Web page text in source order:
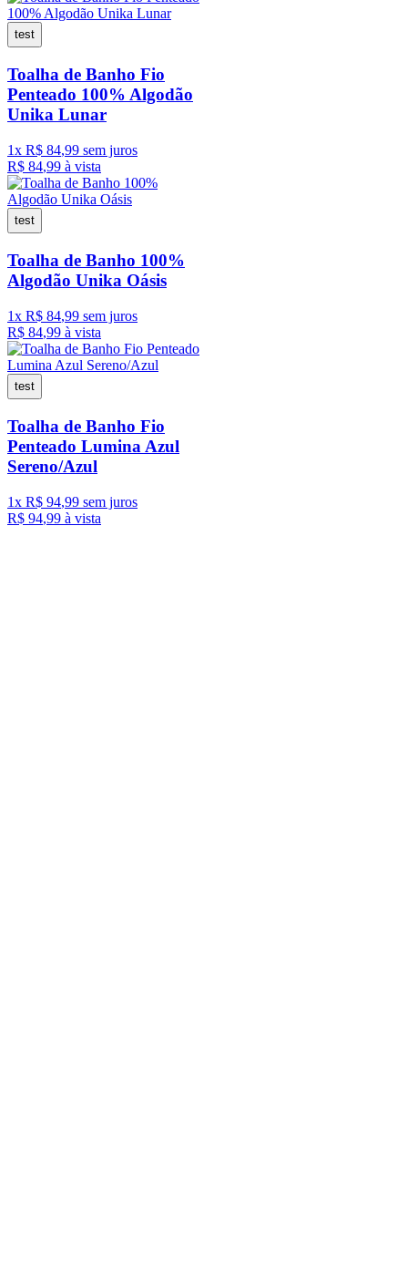
test
Toalha de Banho Fio
Penteado 100% Algodão
Unika Lunar
1x R$ 84,99 sem juros
R$ 84,99 à vista
test
Toalha de Banho 100%
Algodão Unika Oásis
1x R$ 84,99 sem juros
R$ 84,99 à vista
test
Toalha de Banho Fio
Penteado Lumina Azul
Sereno/Azul
1x R$ 94,99 sem juros
R$ 94,99 à vista